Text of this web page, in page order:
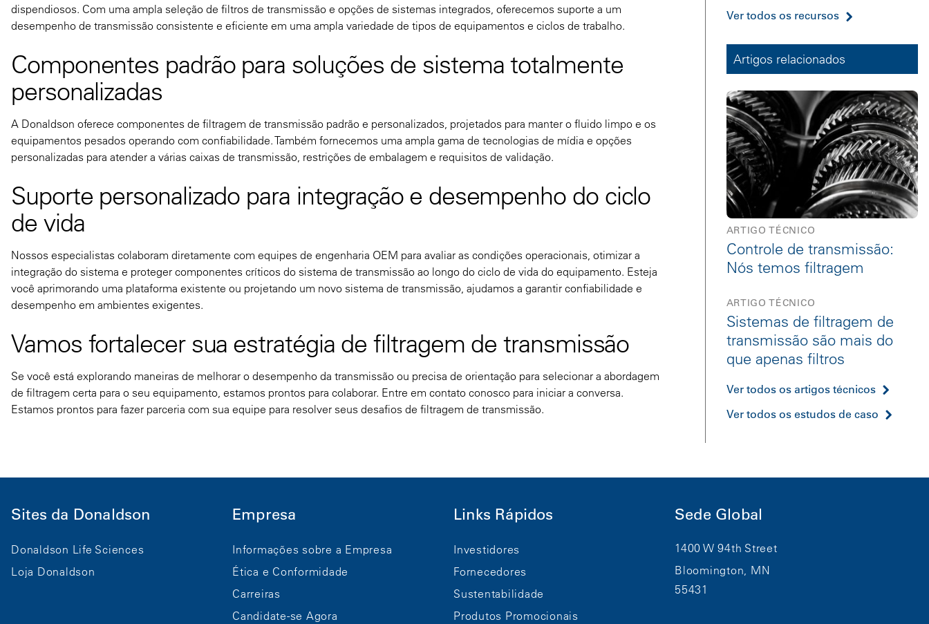
dispendiosos. Com uma ampla seleção de filtros de transmissão e opções de sistemas integrados, oferecemos suporte a um
desempenho de transmissão consistente e eficiente em uma ampla variedade de tipos de equipamentos e ciclos de trabalho.
Componentes padrão para soluções de sistema totalmente
personalizadas
A Donaldson oferece componentes de filtragem de transmissão padrão e personalizados, projetados para manter o fluido limpo e os
equipamentos pesados operando com confiabilidade. Também fornecemos uma ampla gama de tecnologias de mídia e opções
personalizadas para atender a várias caixas de transmissão, restrições de embalagem e requisitos de validação.
Suporte personalizado para integração e desempenho do ciclo
de vida
Nossos especialistas colaboram diretamente com equipes de engenharia OEM para avaliar as condições operacionais, otimizar a
integração do sistema e proteger componentes críticos do sistema de transmissão ao longo do ciclo de vida do equipamento. Esteja
você aprimorando uma plataforma existente ou projetando um novo sistema de transmissão, ajudamos a garantir confiabilidade e
desempenho em ambientes exigentes.
Vamos fortalecer sua estratégia de filtragem de transmissão
Se você está explorando maneiras de melhorar o desempenho da transmissão ou precisa de orientação para selecionar a abordagem
de filtragem certa para o seu equipamento, estamos prontos para colaborar. Entre em contato conosco para iniciar a conversa.
Estamos prontos para fazer parceria com sua equipe para resolver seus desafios de filtragem de transmissão.
Ver todos os recursos
Artigos relacionados
ARTIGO TÉCNICO
Controle de transmissão:
Nós temos filtragem
ARTIGO TÉCNICO
Sistemas de filtragem de
transmissão são mais do
que apenas filtros
Ver todos os artigos técnicos
Ver todos os estudos de caso
Sites da Donaldson
Donaldson Life Sciences
Loja Donaldson
Empresa
Informações sobre a Empresa
Ética e Conformidade
Carreiras
Candidate-se Agora
Links Rápidos
Investidores
Fornecedores
Sustentabilidade
Produtos Promocionais
Sede Global
1400 W 94th Street
Bloomington, MN
55431